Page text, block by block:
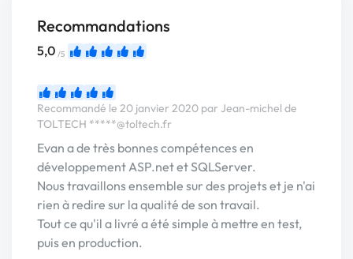
Recommandations
5,0 /5
Recommandé le 20 janvier 2020 par Jean-michel de
TOLTECH *****@toltech.fr
Evan a de très bonnes compétences en
développement ASP.net et SQLServer.
Nous travaillons ensemble sur des projets et je n'ai
rien à redire sur la qualité de son travail.
Tout ce qu'il a livré a été simple à mettre en test,
puis en production.